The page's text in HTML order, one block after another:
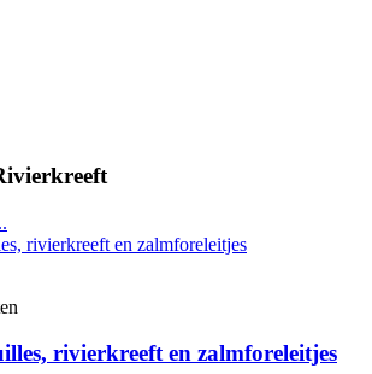
rivierkreeft en zalmforeleitjes